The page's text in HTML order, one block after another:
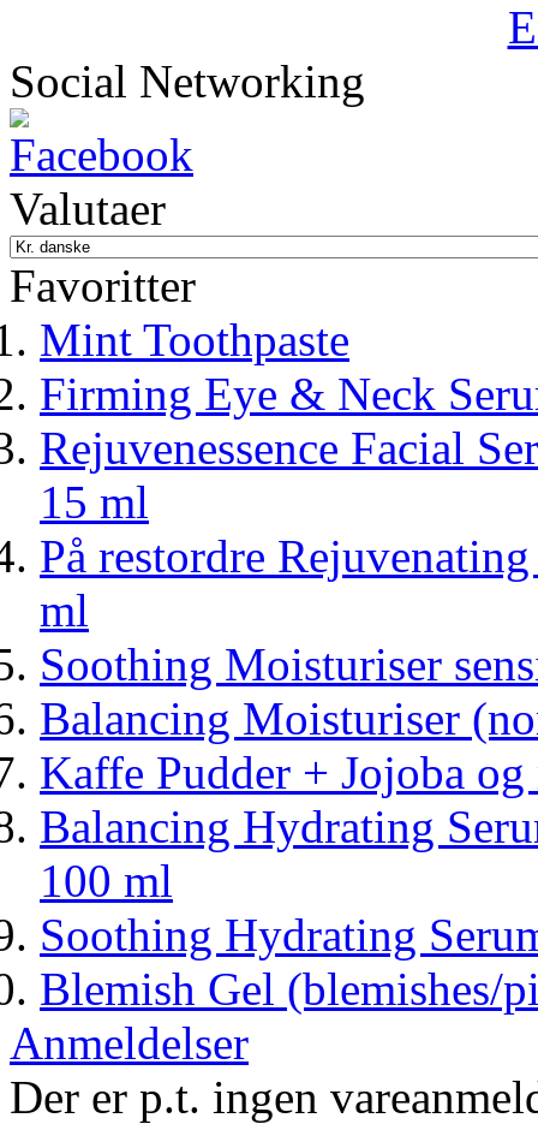
Social Networking
Valutaer
Favoritter
Mint Toothpaste
Firming Eye & Neck
Rejuvenessence Facial
15 ml
På restordre
ml
Soothing Moisturiser
Balancing Moisturiser
Kaffe Pudder + Jojoba
Balancing Hydrating
100 ml
Soothing Hydrating
Blemish Gel (blemishes/
Anmeldelser
Der er p.t. ingen